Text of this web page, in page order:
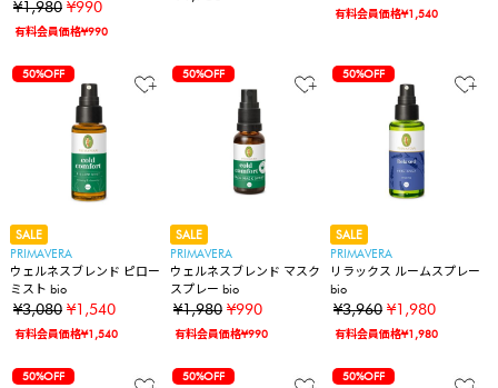
¥1,980 ¥990
有料会員価格¥990
有料会員価格¥1,540
50%OFF
SALE
PRIMAVERA
ウェルネスブレンド ピロー
ミスト bio
¥3,080 ¥1,540
有料会員価格¥1,540
50%OFF
SALE
PRIMAVERA
ウェルネスブレンド マスク
スプレー bio
¥1,980 ¥990
有料会員価格¥990
50%OFF
SALE
PRIMAVERA
リラックス ルームスプレー
bio
¥3,960 ¥1,980
有料会員価格¥1,980
50%OFF 50%OFF 50%OFF